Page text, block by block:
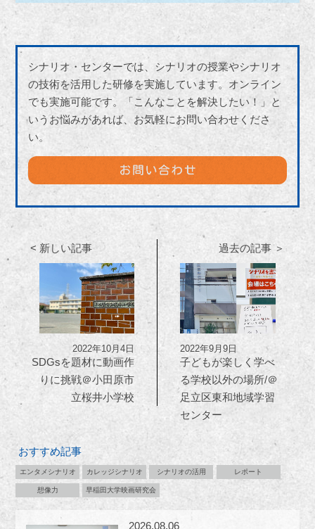
シナリオ・センターでは、シナリオの授業やシナリオ
の技術を活用した研修を実施しています。オンライン
でも実施可能です。「こんなことを解決したい！」と
いうお悩みがあれば、お気軽にお問い合わせくださ
い。
< 新しい記事
2022年10月4日
SDGsを題材に動画作
りに挑戦＠小田原市
立桜井小学校
過去の記事 ＞
2022年9月9日
子どもが楽しく学べ
る学校以外の場所/＠
足立区東和地域学習
センター
おすすめ記事
エンタメシナリオ カレッジシナリオ シナリオの活用 レポート
想像力 早稲田大学映画研究会
2026.08.06